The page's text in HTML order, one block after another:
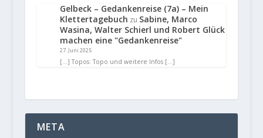
Gelbeck – Gedankenreise (7a) – Mein
Klettertagebuch zu Sabine, Marco
Wasina, Walter Schierl und Robert Glück
machen eine "Gedankenreise"
27. Juni 2025
[…] Topos: Topo und weitere Infos […]
META